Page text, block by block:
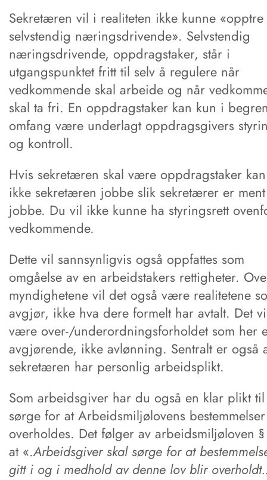
Sekretæren vil i realiteten ikke kunne «opptre
selvstendig næringsdrivende». Selvstendig
næringsdrivende, oppdragstaker, står i
utgangspunktet fritt til selv å regulere når
vedkommende skal arbeide og når
skal ta fri. En oppdragstaker kan kun i
omfang være underlagt oppdragsgivers
og kontroll.
Hvis sekretæren skal være oppdragstaker kan
ikke sekretæren jobbe slik sekretærer er
jobbe. Du vil ikke kunne ha styringsrett
vedkommende.
Dette vil sannsynligvis også oppfattes som
omgåelse av en arbeidstakers rettigheter.
myndighetene vil det også være realitetene
avgjør, ikke hva dere formelt har avtalt. Det
være over-/underordningsforholdet som her
avgjørende, ikke avlønning. Sentralt er også
sekretæren har personlig arbeidsplikt.
Som arbeidsgiver har du også en klar plikt
sørge for at Arbeidsmiljølovens bestemmelser
overholdes. Det følger av arbeidsmiljøloven §
at «.Arbeidsgiver skal sørge for at
gitt i og i medhold av denne lov blir